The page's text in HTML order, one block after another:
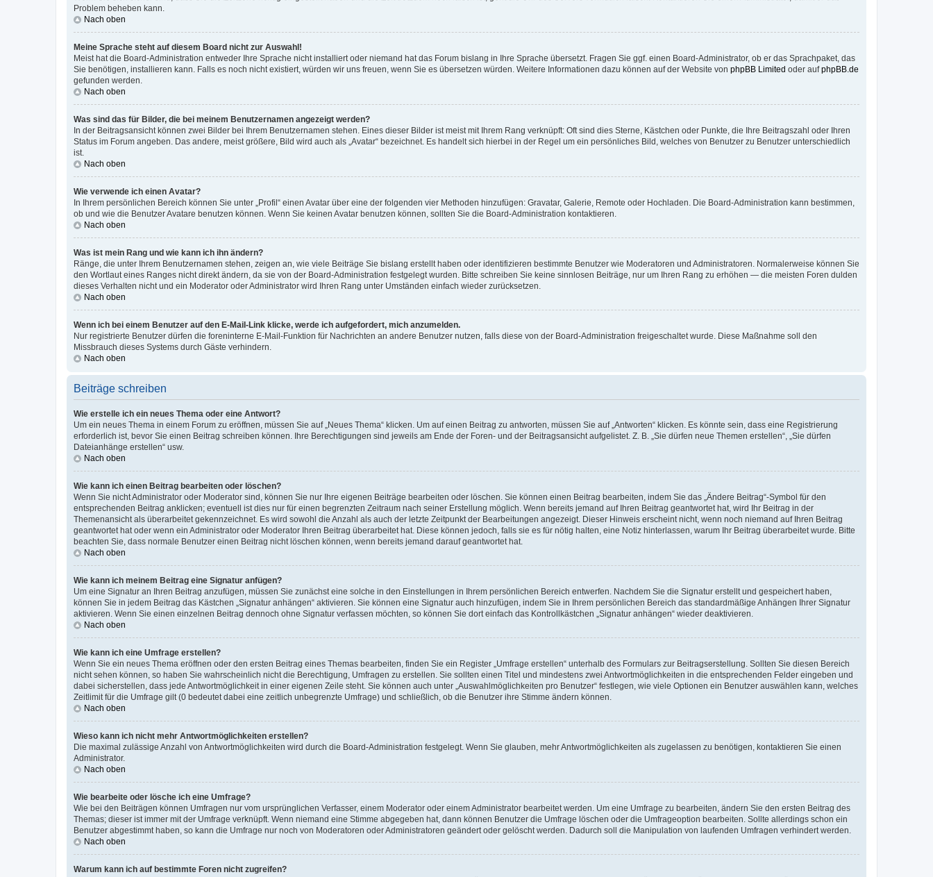
Problem beheben kann.
Nach oben
Meine Sprache steht auf diesem Board nicht zur Auswahl!
Meist hat die Board-Administration entweder Ihre Sprache nicht installiert oder niemand hat das Forum bislang in Ihre Sprache übersetzt. Fragen Sie ggf. einen Board-Administrator, ob er das Sprachpaket, das
Sie benötigen, installieren kann. Falls es noch nicht existiert, würden wir uns freuen, wenn Sie es übersetzen würden. Weitere Informationen dazu können auf der Website von phpBB Limited oder aufphpBB.de
gefunden werden.
Nach oben
Was sind das für Bilder, die bei meinem Benutzernamen angezeigt werden?
In der Beitragsansicht können zwei Bilder bei Ihrem Benutzernamen stehen. Eines dieser Bilder ist meist mit Ihrem Rang verknüpft: Oft sind dies Sterne, Kästchen oder Punkte, die Ihre Beitragszahl oder Ihren
Status im Forum angeben. Das andere, meist größere, Bild wird auch als „Avatar“ bezeichnet. Es handelt sich hierbei in der Regel um ein persönliches Bild, welches von Benutzer zu Benutzer unterschiedlich
ist.
Nach oben
Wie verwende ich einen Avatar?
In Ihrem persönlichen Bereich können Sie unter „Profil“ einen Avatar über eine der folgenden vier Methoden hinzufügen: Gravatar, Galerie, Remote oder Hochladen. Die Board-Administration kann bestimmen,
ob und wie die Benutzer Avatare benutzen können. Wenn Sie keinen Avatar benutzen können, sollten Sie die Board-Administration kontaktieren.
Nach oben
Was ist mein Rang und wie kann ich ihn ändern?
Ränge, die unter Ihrem Benutzernamen stehen, zeigen an, wie viele Beiträge Sie bislang erstellt haben oder identifizieren bestimmte Benutzer wie Moderatoren und Administratoren. Normalerweise können Sie
den Wortlaut eines Ranges nicht direkt ändern, da sie von der Board-Administration festgelegt wurden. Bitte schreiben Sie keine sinnlosen Beiträge, nur um Ihren Rang zu erhöhen — die meisten Foren dulden
dieses Verhalten nicht und ein Moderator oder Administrator wird Ihren Rang unter Umständen einfach wieder zurücksetzen.
Nach oben
Wenn ich bei einem Benutzer auf den E-Mail-Link klicke, werde ich aufgefordert, mich anzumelden.
Nur registrierte Benutzer dürfen die foreninterne E-Mail-Funktion für Nachrichten an andere Benutzer nutzen, falls diese von der Board-Administration freigeschaltet wurde. Diese Maßnahme soll den
Missbrauch dieses Systems durch Gäste verhindern.
Nach oben
Beiträge schreiben
Wie erstelle ich ein neues Thema oder eine Antwort?
Um ein neues Thema in einem Forum zu eröffnen, müssen Sie auf „Neues Thema“ klicken. Um auf einen Beitrag zu antworten, müssen Sie auf „Antworten“ klicken. Es könnte sein, dass eine Registrierung
erforderlich ist, bevor Sie einen Beitrag schreiben können. Ihre Berechtigungen sind jeweils am Ende der Foren- und der Beitragsansicht aufgelistet. Z. B. „Sie dürfen neue Themen erstellen“, „Sie dürfen
Dateianhänge erstellen“ usw.
Nach oben
Wie kann ich einen Beitrag bearbeiten oder löschen?
Wenn Sie nicht Administrator oder Moderator sind, können Sie nur Ihre eigenen Beiträge bearbeiten oder löschen. Sie können einen Beitrag bearbeiten, indem Sie das „Ändere Beitrag“-Symbol für den
entsprechenden Beitrag anklicken; eventuell ist dies nur für einen begrenzten Zeitraum nach seiner Erstellung möglich. Wenn bereits jemand auf Ihren Beitrag geantwortet hat, wird Ihr Beitrag in der
Themenansicht als überarbeitet gekennzeichnet. Es wird sowohl die Anzahl als auch der letzte Zeitpunkt der Bearbeitungen angezeigt. Dieser Hinweis erscheint nicht, wenn noch niemand auf Ihren Beitrag
geantwortet hat oder wenn ein Administrator oder Moderator Ihren Beitrag überarbeitet hat. Diese können jedoch, falls sie es für nötig halten, eine Notiz hinterlassen, warum Ihr Beitrag überarbeitet wurde. Bitte
beachten Sie, dass normale Benutzer einen Beitrag nicht löschen können, wenn bereits jemand darauf geantwortet hat.
Nach oben
Wie kann ich meinem Beitrag eine Signatur anfügen?
Um eine Signatur an Ihren Beitrag anzufügen, müssen Sie zunächst eine solche in den Einstellungen in Ihrem persönlichen Bereich entwerfen. Nachdem Sie die Signatur erstellt und gespeichert haben,
können Sie in jedem Beitrag das Kästchen „Signatur anhängen“ aktivieren. Sie können eine Signatur auch hinzufügen, indem Sie in Ihrem persönlichen Bereich das standardmäßige Anhängen Ihrer Signatur
aktivieren. Wenn Sie einen einzelnen Beitrag dennoch ohne Signatur verfassen möchten, so können Sie dort einfach das Kontrollkästchen „Signatur anhängen“ wieder deaktivieren.
Nach oben
Wie kann ich eine Umfrage erstellen?
Wenn Sie ein neues Thema eröffnen oder den ersten Beitrag eines Themas bearbeiten, finden Sie ein Register „Umfrage erstellen“ unterhalb des Formulars zur Beitragserstellung. Sollten Sie diesen Bereich
nicht sehen können, so haben Sie wahrscheinlich nicht die Berechtigung, Umfragen zu erstellen. Sie sollten einen Titel und mindestens zwei Antwortmöglichkeiten in die entsprechenden Felder eingeben und
dabei sicherstellen, dass jede Antwortmöglichkeit in einer eigenen Zeile steht. Sie können auch unter „Auswahlmöglichkeiten pro Benutzer“ festlegen, wie viele Optionen ein Benutzer auswählen kann, welches
Zeitlimit für die Umfrage gilt (0 bedeutet dabei eine zeitlich unbegrenzte Umfrage) und schließlich, ob die Benutzer ihre Stimme ändern können.
Nach oben
Wieso kann ich nicht mehr Antwortmöglichkeiten erstellen?
Die maximal zulässige Anzahl von Antwortmöglichkeiten wird durch die Board-Administration festgelegt. Wenn Sie glauben, mehr Antwortmöglichkeiten als zugelassen zu benötigen, kontaktieren Sie einen
Administrator.
Nach oben
Wie bearbeite oder lösche ich eine Umfrage?
Wie bei den Beiträgen können Umfragen nur vom ursprünglichen Verfasser, einem Moderator oder einem Administrator bearbeitet werden. Um eine Umfrage zu bearbeiten, ändern Sie den ersten Beitrag des
Themas; dieser ist immer mit der Umfrage verknüpft. Wenn niemand eine Stimme abgegeben hat, dann können Benutzer die Umfrage löschen oder die Umfrageoption bearbeiten. Sollte allerdings schon ein
Benutzer abgestimmt haben, so kann die Umfrage nur noch von Moderatoren oder Administratoren geändert oder gelöscht werden. Dadurch soll die Manipulation von laufenden Umfragen verhindert werden.
Nach oben
Warum kann ich auf bestimmte Foren nicht zugreifen?